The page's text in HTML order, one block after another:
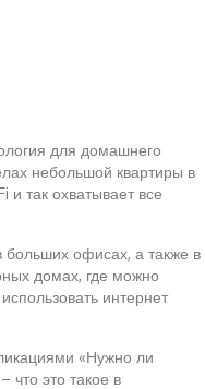
для домашнего
небольшой квартиры в
так охватывает все
больших офисах, а также в
домах, где можно
интернет
«Нужно ли
что это такое в